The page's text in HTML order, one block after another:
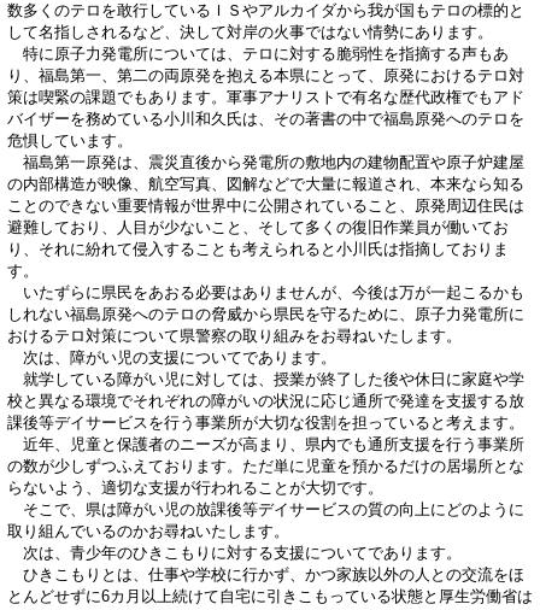
数多くのテロを敢行しているＩＳやアルカイダから我が国もテロの標的と
して名指しされるなど、決して対岸の火事ではない情勢にあります。
特に原子力発電所については、テロに対する脆弱性を指摘する声もあ
り、福島第一、第二の両原発を抱える本県にとって、原発におけるテロ対
策は喫緊の課題でもあります。軍事アナリストで有名な歴代政権でもアド
バイザーを務めている小川和久氏は、その著書の中で福島原発へのテロを
危惧しています。
福島第一原発は、震災直後から発電所の敷地内の建物配置や原子炉建屋
の内部構造が映像、航空写真、図解などで大量に報道され、本来なら知る
ことのできない重要情報が世界中に公開されていること、原発周辺住民は
避難しており、人目が少ないこと、そして多くの復旧作業員が働いてお
り、それに紛れて侵入することも考えられると小川氏は指摘しておりま
す。
いたずらに県民をあおる必要はありませんが、今後は万が一起こるかも
しれない福島原発へのテロの脅威から県民を守るために、原子力発電所に
おけるテロ対策について県警察の取り組みをお尋ねいたします。
次は、障がい児の支援についてであります。
就学している障がい児に対しては、授業が終了した後や休日に家庭や学
校と異なる環境でそれぞれの障がいの状況に応じ通所で発達を支援する放
課後等デイサービスを行う事業所が大切な役割を担っていると考えます。
近年、児童と保護者のニーズが高まり、県内でも通所支援を行う事業所
の数が少しずつふえております。ただ単に児童を預かるだけの居場所とな
らないよう、適切な支援が行われることが大切です。
そこで、県は障がい児の放課後等デイサービスの質の向上にどのように
取り組んでいるのかお尋ねいたします。
次は、青少年のひきこもりに対する支援についてであります。
ひきこもりとは、仕事や学校に行かず、かつ家族以外の人との交流をほ
とんどせずに6カ月以上続けて自宅に引きこもっている状態と厚生労働省は